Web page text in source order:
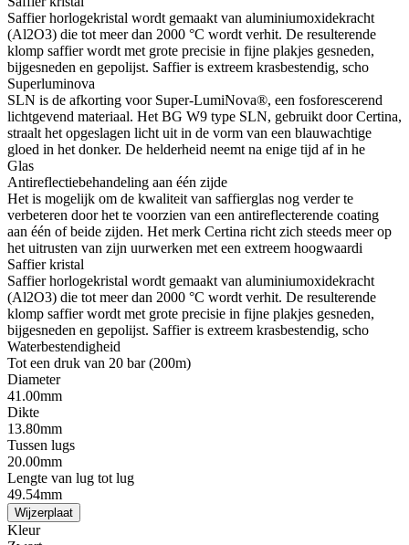
Saffier horlogekristal wordt gemaakt van aluminiumoxidekracht
(Al2O3) die tot meer dan 2000 °C wordt verhit. De resulterende
klomp saffier wordt met grote precisie in fijne plakjes gesneden,
bijgesneden en gepolijst. Saffier is extreem krasbestendig, scho
Superluminova
SLN is de afkorting voor Super-LumiNova®, een fosforescerend
lichtgevend materiaal. Het BG W9 type SLN, gebruikt door Certina,
straalt het opgeslagen licht uit in de vorm van een blauwachtige
gloed in het donker. De helderheid neemt na enige tijd af in he
Glas
Antireflectiebehandeling aan één zijde
Het is mogelijk om de kwaliteit van saffierglas nog verder te
verbeteren door het te voorzien van een antireflecterende coating
aan één of beide zijden. Het merk Certina richt zich steeds meer op
het uitrusten van zijn uurwerken met een extreem hoogwaardi
Saffier kristal
Saffier horlogekristal wordt gemaakt van aluminiumoxidekracht
(Al2O3) die tot meer dan 2000 °C wordt verhit. De resulterende
klomp saffier wordt met grote precisie in fijne plakjes gesneden,
bijgesneden en gepolijst. Saffier is extreem krasbestendig, scho
Waterbestendigheid
Tot een druk van 20 bar (200m)
Diameter
41.00mm
Dikte
13.80mm
Tussen lugs
20.00mm
Lengte van lug tot lug
49.54mm
Wijzerplaat
Kleur